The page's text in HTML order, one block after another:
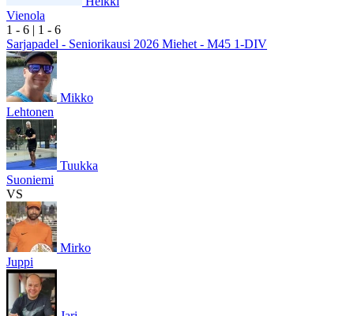
Vienola
1 - 6 | 1 - 6
Sarjapadel - Seniorikausi 2026 Miehet - M45 1-DIV
Mikko
Lehtonen
Tuukka
Suoniemi
VS
Mirko
Juppi